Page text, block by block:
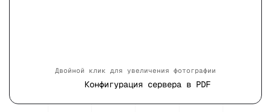
Двойной клик для увеличения фотографии
Конфигурация сервера в PDF